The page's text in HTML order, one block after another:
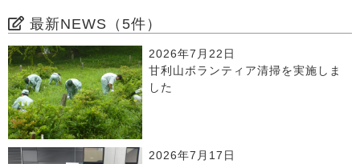
最新NEWS（5件）
2026年7月22日
甘利山ボランティア清掃を実施しま
した
2026年7月17日